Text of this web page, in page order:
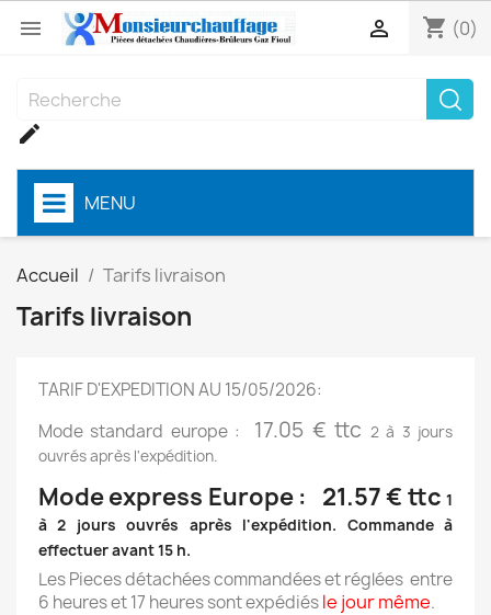
 shopping_cart (0)


MENU
Accueil Tarifs livraison
Tarifs livraison
TARIF D'EXPEDITION AU 15/05/2026:
Mode standard europe : 17.05 € ttc 2 à 3 jours
ouvrés après l'expédition.
Mode express Europe : 21.57 € ttc 1
à 2 jours ouvrés après l'expédition. Commande à
effectuer avant 15 h.
Les Pieces détachées commandées et réglées entre
6 heures et 17 heures sont expédiésle jour même.